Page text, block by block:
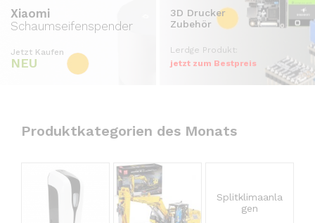
Xiaomi
Schaumseifenspender
Jetzt Kaufen
NEU
3D Drucker
Zubehör
Lerdge Produkt:
jetzt zum Bestpreis
Produktkategorien des Monats
Splitklimaanla
gen